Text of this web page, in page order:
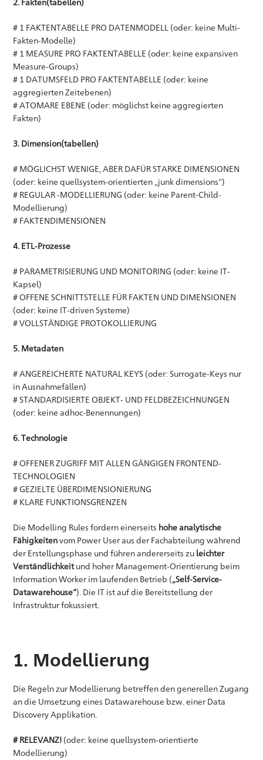
# 1 FAKTENTABELLE PRO DATENMODELL (oder: keine Multi-
Fakten-Modelle)
# 1 MEASURE PRO FAKTENTABELLE (oder: keine expansiven
Measure-Groups)
# 1 DATUMSFELD PRO FAKTENTABELLE (oder: keine
aggregierten Zeitebenen)
# ATOMARE EBENE (oder: möglichst keine aggregierten
Fakten)
3. Dimension(tabellen)
# MÖGLICHST WENIGE, ABER DAFÜR STARKE DIMENSIONEN
(oder: keine quellsystem-orientierten „junk dimensions“)
# REGULAR -MODELLIERUNG (oder: keine Parent-Child-
Modellierung)
# FAKTENDIMENSIONEN
4. ETL-Prozesse
# PARAMETRISIERUNG UND MONITORING (oder: keine IT-
Kapsel)
# OFFENE SCHNITTSTELLE FÜR FAKTEN UND DIMENSIONEN
(oder: keine IT-driven Systeme)
# VOLLSTÄNDIGE PROTOKOLLIERUNG
5. Metadaten
# ANGEREICHERTE NATURAL KEYS (oder: Surrogate-Keys nur
in Ausnahmefällen)
# STANDARDISIERTE OBJEKT- UND FELDBEZEICHNUNGEN
(oder: keine adhoc-Benennungen)
6. Technologie
# OFFENER ZUGRIFF MIT ALLEN GÄNGIGEN FRONTEND-
TECHNOLOGIEN
# GEZIELTE ÜBERDIMENSIONIERUNG
# KLARE FUNKTIONSGRENZEN
Die Modelling Rules fordern einerseits hohe analytische
Fähigkeitenvom Power User aus der Fachabteilung während
der Erstellungsphase und führen andererseits zu leichter
Verständlichkeitund hoher Management-Orientierung beim
Information Worker im laufenden Betrieb („Self-Service-
Datawarehouse“). Die IT ist auf die Bereitstellung der
Infrastruktur fokussiert.
1. Modellierung
Die Regeln zur Modellierung betreffen den generellen Zugang
an die Umsetzung eines Datawarehouse bzw. einer Data
Discovery Applikation.
# RELEVANZ! (oder: keine quellsystem-orientierte
Modellierung)